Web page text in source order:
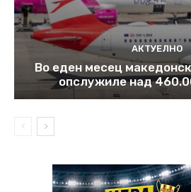
АКТУЕЛНО
Во еден месец
опслужиле над